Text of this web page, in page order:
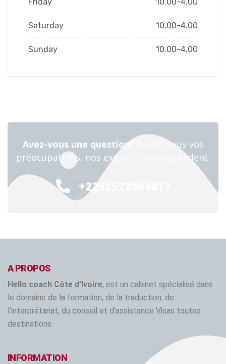
Saturday 10.00-4.00
Sunday 10.00-4.00
Avez-vous une question?
Posez-nous vos
préocupations, nos experts vous répondent.
+2252522004817
24/7
A PROPOS
Hello coach Côte d’Ivoire, est un cabinet spécialisé dans
le domaine de la formation, de la traduction, de
l’interprétariat, du conseil et d’assistance Visas toutes
destinations.
INFORMATION